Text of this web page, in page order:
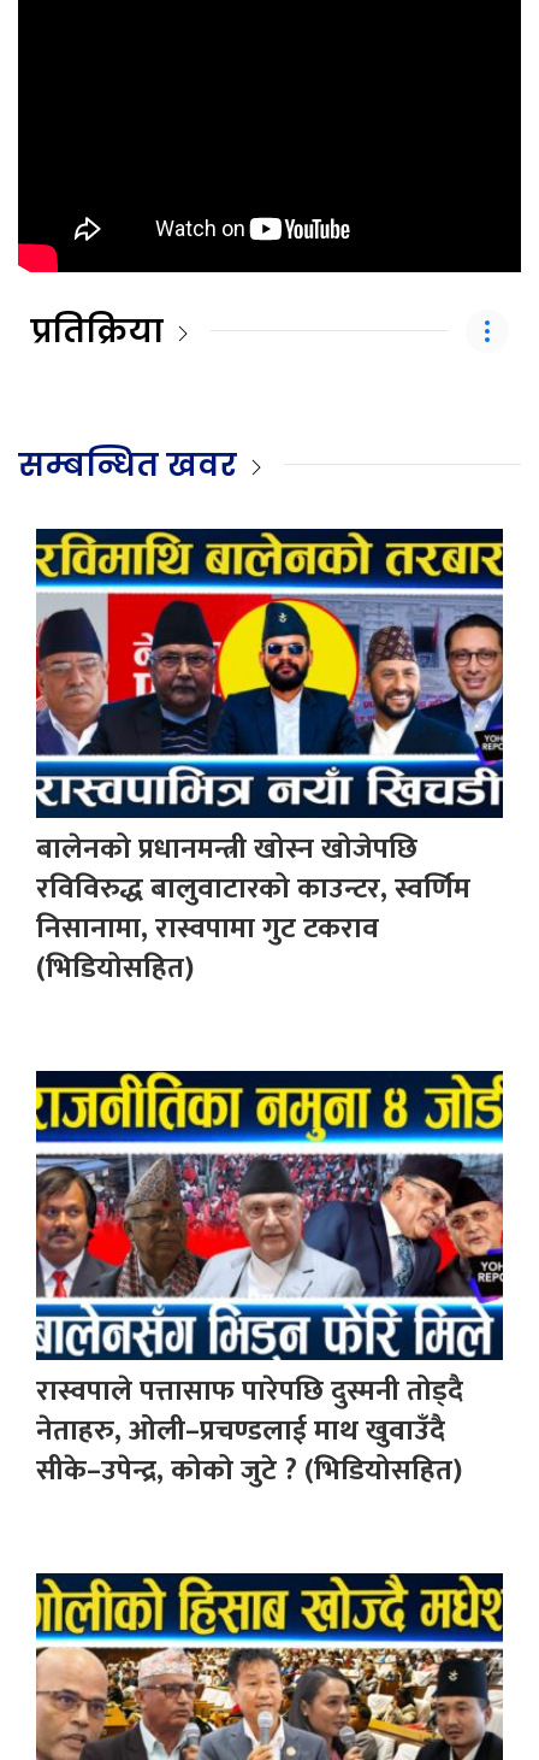
प्रतिक्रिया
सम्बन्धित खवर
बालेनको प्रधानमन्त्री खोस्न खोजेपछि
रविविरुद्ध बालुवाटारको काउन्टर, स्वर्णिम
निसानामा, रास्वपामा गुट टकराव
(भिडियोसहित)
रास्वपाले पत्तासाफ पारेपछि दुस्मनी तोड्दै
नेताहरु, ओली–प्रचण्डलाई माथ खुवाउँदै
सीके–उपेन्द्र, कोको जुटे ? (भिडियोसहित)